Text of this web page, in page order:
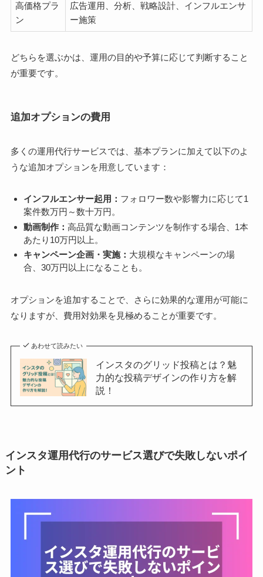
高価格プラ
ン
広告運用、分析、戦略設計、インフルエンサ
ー施策
どちらを選ぶかは、運用の目的や予算に応じて判断すること
が重要です。
追加オプションの費用
多くの運用代行サービスでは、基本プランに加えて以下のよ
うな追加オプションを用意しています：
インフルエンサー起用： フォロワー数や影響力に応じて1
案件数万円～数十万円。
動画制作：高品質な動画コンテンツを制作する場合、1本
あたり10万円以上。
キャンペーン企画・実施： 大規模なキャンペーンの場
合、30万円以上になることも。
オプションを追加することで、さらに効果的な運用が可能に
なりますが、費用対効果を見極めることが重要です。
あわせて読みたい
インスタのグリッド投稿とは？魅
力的な投稿デザインの作り方を解
説！
インスタ運用代行のサービス選びで失敗しないポイ
ント